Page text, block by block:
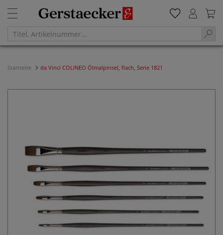
Startseite da Vinci COLINEO Ölmalpinsel, flach, Serie 1821